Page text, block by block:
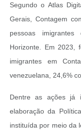
Segundo o Atlas
Gerais, Contagem
pessoas
Horizonte. Em 2023,
imigrantes em
venezuelana, 24,6%
Dentre as ações já
elaboração da
instituída por meio da